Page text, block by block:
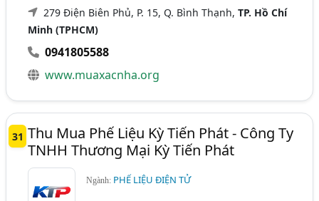
279 Điện Biên Phủ, P. 15, Q. Bình Thạnh,TP. Hồ Chí
Minh (TPHCM)
0941805588
www.muaxacnha.org
31 Thu Mua Phế Liệu Kỳ Tiến Phát - Công Ty
TNHH Thương Mại Kỳ Tiến Phát
Ngành: PHẾ LIỆU ĐIỆN TỬ